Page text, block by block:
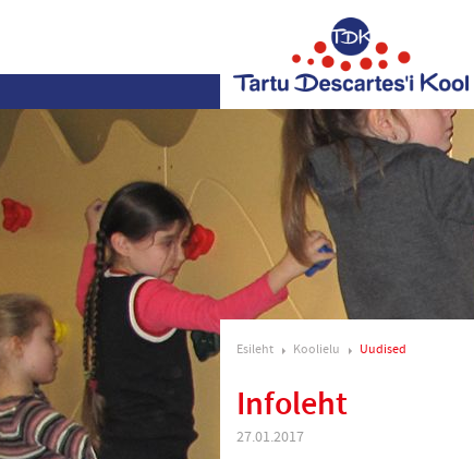
Esileht Koolielu Uudised
Infoleht
27.01.2017